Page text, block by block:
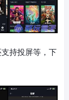
持投屏等，下